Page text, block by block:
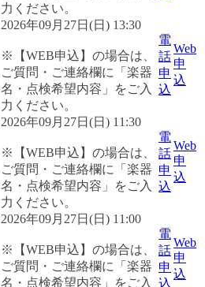
力ください。
2026年09月27日(日) 13:30
※【WEB申込】の場合は、
ご質問・ご連絡欄に「楽器
名・点検希望内容」をご入
力ください。
電
話
申
込
Web
申
込
2026年09月27日(日) 11:30
※【WEB申込】の場合は、
ご質問・ご連絡欄に「楽器
名・点検希望内容」をご入
力ください。
電
話
申
込
Web
申
込
2026年09月27日(日) 11:00
※【WEB申込】の場合は、
ご質問・ご連絡欄に「楽器
名・点検希望内容」をご入
電
話
申
込
Web
申
込